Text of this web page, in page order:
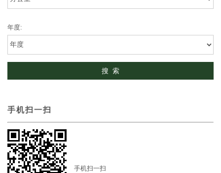
年度:
手机扫一扫
手机扫一扫